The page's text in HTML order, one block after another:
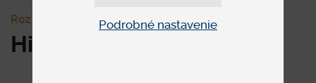
Rozkladacie
Himolla 1101
Podrobné nastavenie